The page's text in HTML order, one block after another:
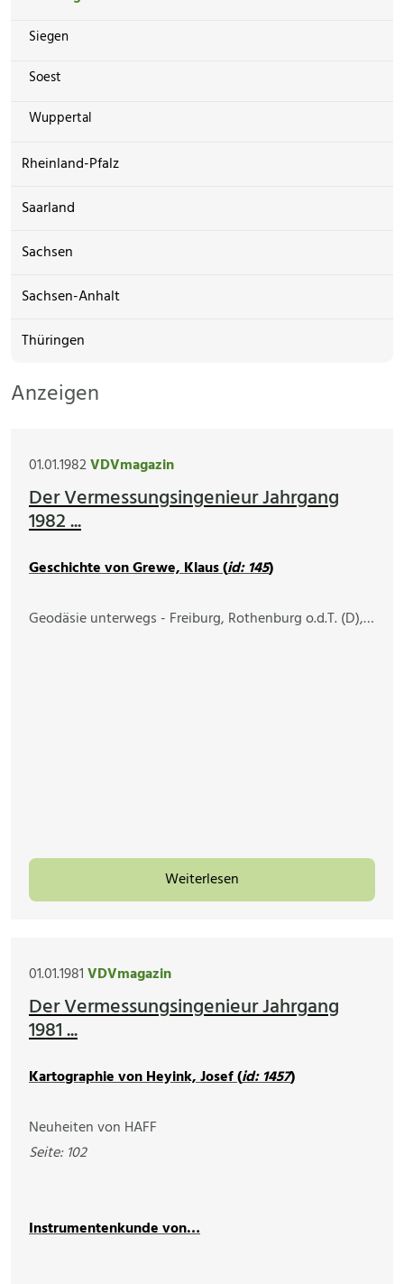
Siegen
Soest
Wuppertal
Rheinland-Pfalz
Saarland
Sachsen
Sachsen-Anhalt
Thüringen
Anzeigen
01.01.1982VDVmagazin
Der Vermessungsingenieur Jahrgang
1982 ...
Geschichte von Grewe, Klaus (id: 145)
Geodäsie unterwegs - Freiburg, Rothenburg o.d.T. (D),…
Weiterlesen
01.01.1981VDVmagazin
Der Vermessungsingenieur Jahrgang
1981 ...
Kartographie von Heyink, Josef (id: 1457)
Neuheiten von HAFF
Seite: 102
Instrumentenkunde von…